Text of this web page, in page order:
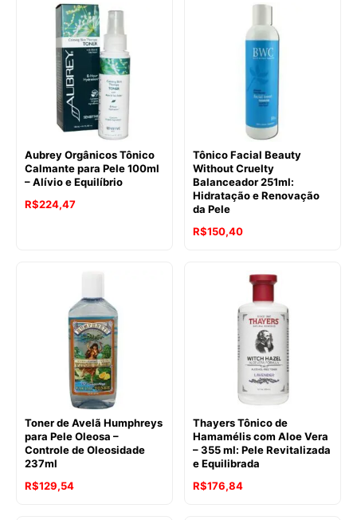
Aubrey Orgânicos Tônico
Calmante para Pele 100ml
– Alívio e Equilíbrio
R$224,47
Tônico Facial Beauty
Without Cruelty
Balanceador 251ml:
Hidratação e Renovação
da Pele
R$150,40
Toner de Avelã Humphreys
para Pele Oleosa –
Controle de Oleosidade
237ml
R$129,54
Thayers Tônico de
Hamamélis com Aloe Vera
– 355 ml: Pele Revitalizada
e Equilibrada
R$176,84